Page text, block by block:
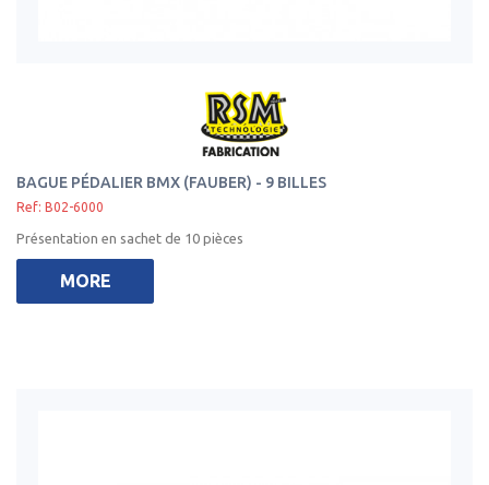
BAGUE PÉDALIER BMX (FAUBER) - 9 BILLES
Ref: B02-6000
Présentation en sachet de 10 pièces
MORE